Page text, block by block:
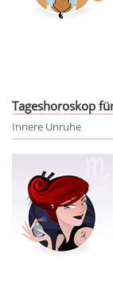
Tageshoroskop
Innere Unruhe